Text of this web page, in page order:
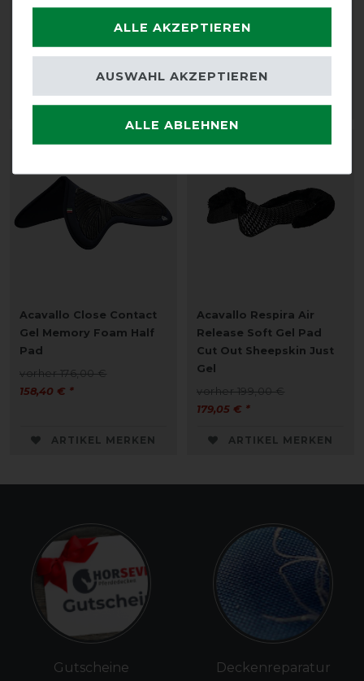
186,30 € *
ARTIKEL MERKEN
Pad
vorher 176,00 €
158,40 € *
ARTIKEL MERKEN
-10%
Acavallo Close Contact
Gel Memory Foam Half
Pad
vorher 176,00 €
158,40 € *
ARTIKEL MERKEN
-10%
Acavallo Respira Air
Release Soft Gel Pad
Cut Out Sheepskin Just
Gel
vorher 199,00 €
179,05 € *
ARTIKEL MERKEN
Gutscheine Deckenreparatur
ALLE AKZEPTIEREN
ALLE ABLEHNEN
AUSWAHL AKZEPTIEREN